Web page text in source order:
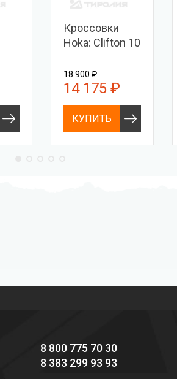
Кроссовки
Hoka: Clifton 10
18 900 ₽
14 175 ₽
КУПИТЬ
8 800 775 70 30
8 383 299 93 93